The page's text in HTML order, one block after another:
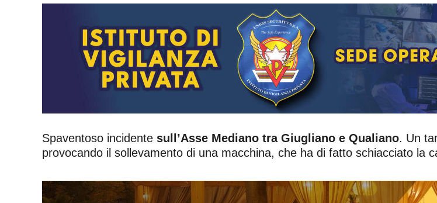
Spaventoso incidente sull’Asse Mediano tra Giugliano e Qualiano. Un
provocando il sollevamento di una macchina, che ha di fatto schiacciato la